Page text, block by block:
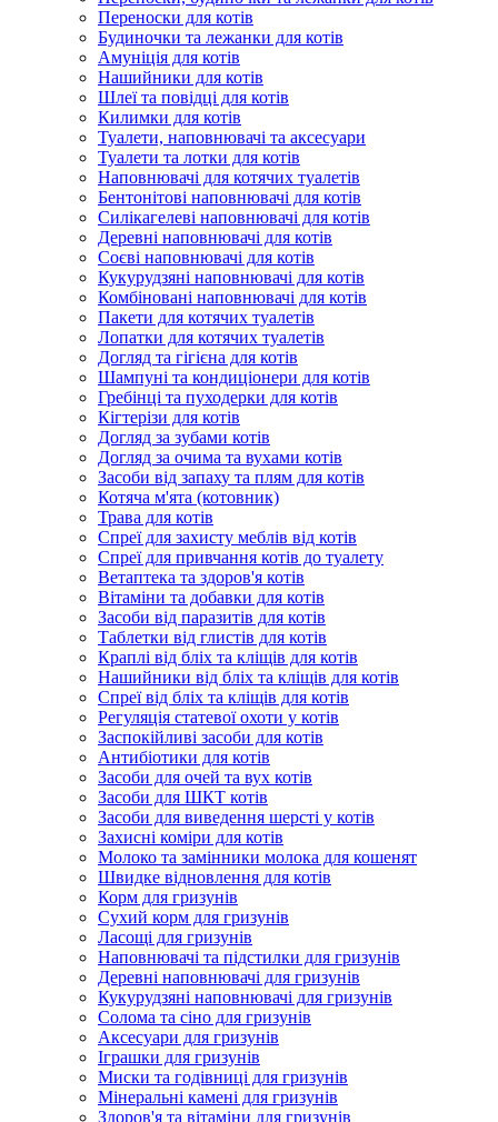
Переноски для котів
Будиночки та лежанки для котів
Амуніція для котів
Нашийники для котів
Шлеї та повідці для котів
Килимки для котів
Туалети, наповнювачі та аксесуари
Туалети та лотки для котів
Наповнювачі для котячих туалетів
Бентонітові наповнювачі для котів
Силікагелеві наповнювачі для котів
Деревні наповнювачі для котів
Соєві наповнювачі для котів
Кукурудзяні наповнювачі для котів
Комбіновані наповнювачі для котів
Пакети для котячих туалетів
Лопатки для котячих туалетів
Догляд та гігієна для котів
Шампуні та кондиціонери для котів
Гребінці та пуходерки для котів
Кігтерізи для котів
Догляд за зубами котів
Догляд за очима та вухами котів
Засоби від запаху та плям для котів
Котяча м'ята (котовник)
Трава для котів
Спреї для захисту меблів від котів
Спреї для привчання котів до туалету
Ветаптека та здоров'я котів
Вітаміни та добавки для котів
Засоби від паразитів для котів
Таблетки від глистів для котів
Краплі від бліх та кліщів для котів
Нашийники від бліх та кліщів для котів
Спреї від бліх та кліщів для котів
Регуляція статевої охоти у котів
Заспокійливі засоби для котів
Антибіотики для котів
Засоби для очей та вух котів
Засоби для ШКТ котів
Засоби для виведення шерсті у котів
Захисні коміри для котів
Молоко та замінники молока для кошенят
Швидке відновлення для котів
Корм для гризунів
Сухий корм для гризунів
Ласощі для гризунів
Наповнювачі та підстилки для гризунів
Деревні наповнювачі для гризунів
Кукурудзяні наповнювачі для гризунів
Солома та сіно для гризунів
Аксесуари для гризунів
Іграшки для гризунів
Миски та годівниці для гризунів
Мінеральні камені для гризунів
Здоров'я та вітаміни для гризунів